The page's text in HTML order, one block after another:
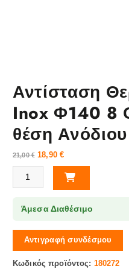
Αντίσταση
Inox Φ140 8
θέση Ανόδιου
21,00€ 18,90 €
Αντίσταση Θερμοσίφωνα Inox
Άμεσα Διαθέσιμο
Αντιγραφή συνδέσμου
Κωδικός προϊόντος: 180272